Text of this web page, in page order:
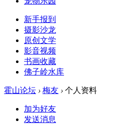
新手报到
摄影沙龙
原创文学
影音视频
书画收藏
佛子岭水库
霍山论坛 › 梅友 › 个人资料
加为好友
发送消息